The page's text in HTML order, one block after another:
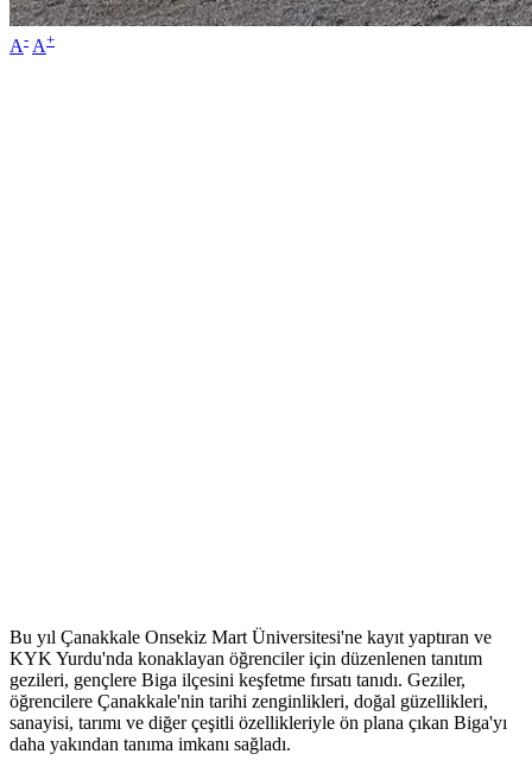
A- A+
Bu yıl Çanakkale Onsekiz Mart Üniversitesi'ne kayıt yaptıran ve
KYK Yurdu'nda konaklayan öğrenciler için düzenlenen tanıtım
gezileri, gençlere Biga ilçesini keşfetme fırsatı tanıdı. Geziler,
öğrencilere Çanakkale'nin tarihi zenginlikleri, doğal güzellikleri,
sanayisi, tarımı ve diğer çeşitli özellikleriyle ön plana çıkan Biga'yı
daha yakından tanıma imkanı sağladı.